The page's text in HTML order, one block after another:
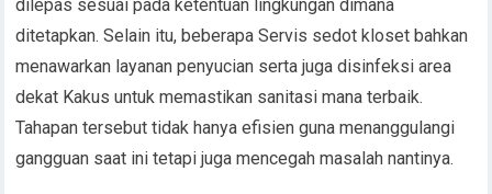
dilepas sesuai pada ketentuan lingkungan dimana
ditetapkan. Selain itu, beberapa Servis sedot kloset bahkan
menawarkan layanan penyucian serta juga disinfeksi area
dekat Kakus untuk memastikan sanitasi mana terbaik.
Tahapan tersebut tidak hanya efisien guna menanggulangi
gangguan saat ini tetapi juga mencegah masalah nantinya.